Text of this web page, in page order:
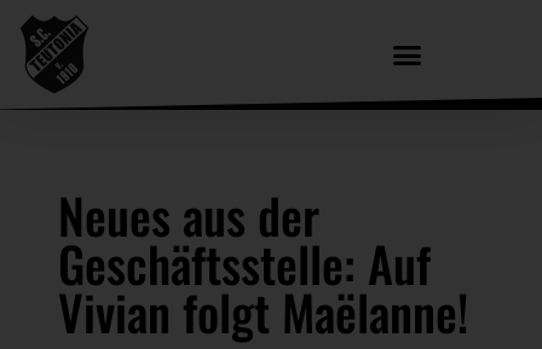
Neues aus der
Geschäftsstelle: Auf
Vivian folgt Maëlanne!